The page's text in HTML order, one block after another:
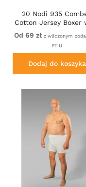
20 Nodi 935
Cotton Jersey Boxer
Front Button Fly
Od 69 zł z wliczonym
PTiU
Dodaj do koszyka